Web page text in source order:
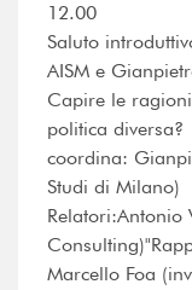
12.00
Saluto
AISM e
Capire le
politica diversa?
coordina:
Studi di Milano)
Relatori:Antonio
Marcello Foa